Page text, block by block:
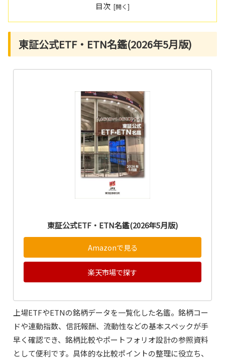
目次
東証公式ETF・ETN名鑑(2026年5月版)
東証公式ETF・ETN名鑑(2026年5月版)
Amazonで見る
楽天市場で探す
上場ETFやETNの銘柄データを一覧化した名鑑。銘柄コー
ドや連動指数、信託報酬、流動性などの基本スペックが手
早く確認でき、銘柄比較やポートフォリオ設計の参照資料
として便利です。具体的な比較ポイントの整理に役立ち、